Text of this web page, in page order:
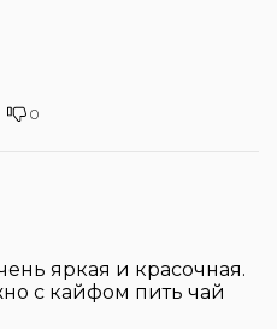
0
яркая и красочная.
с кайфом пить чай